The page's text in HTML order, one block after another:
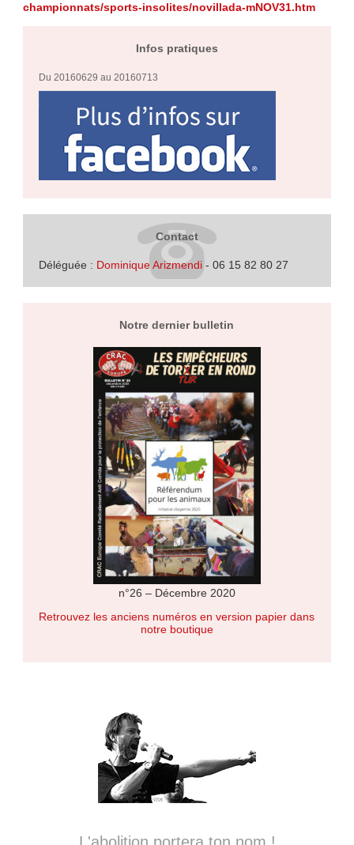
championnats/sports-insolites/novillada-mNOV31.htm
Infos pratiques
Du 20160629 au 20160713
Contact
Déléguée : Dominique Arizmendi- 06 15 82 80 27
Notre dernier bulletin
n°26 – Décembre 2020
Retrouvez les anciens numéros en version papier dans
notre boutique